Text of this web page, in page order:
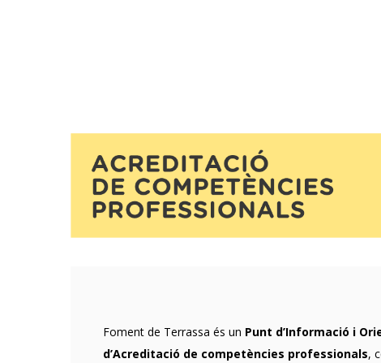
Foment de Terrassa és un Punt d’Informació i
d’Acreditació de competències professionals,